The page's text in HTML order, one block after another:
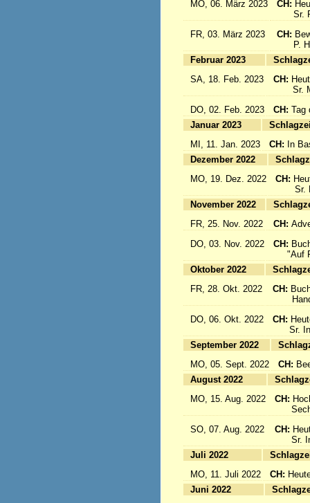
MO, 06. März 2023
CH:
Sr.
FR, 03. März 2023
CH:
P.
Februar 2023
SA, 18. Feb. 2023
CH:
Sr.
DO, 02. Feb. 2023
CH: Tag
Januar 2023
MI, 11. Jan. 2023
CH: In
Dezember 2022
MO, 19. Dez. 2022
CH:
Sr.
November 2022
FR, 25. Nov. 2022
CH:
DO, 03. Nov. 2022
CH:
"Auf
Oktober 2022
FR, 28. Okt. 2022
CH:
DO, 06. Okt. 2022
CH:
Sr.
September 2022
MO, 05. Sept. 2022
CH:
August 2022
MO, 15. Aug. 2022
CH:
SO, 07. Aug. 2022
CH:
Sr.
Juli 2022
MO, 11. Juli 2022
CH:
Juni 2022